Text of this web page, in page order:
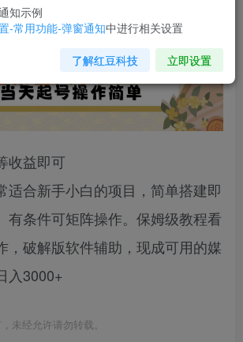
收益即可
适合新手小白的项目，简单搭建即
有条件可矩阵操作。保姆级教程看
，破解版软件辅助，现成可用的媒
入3000+
未经允许请勿转载。
知示例
-常用功能-弹窗通知中进行相关设置
了解红豆科技 立即设置